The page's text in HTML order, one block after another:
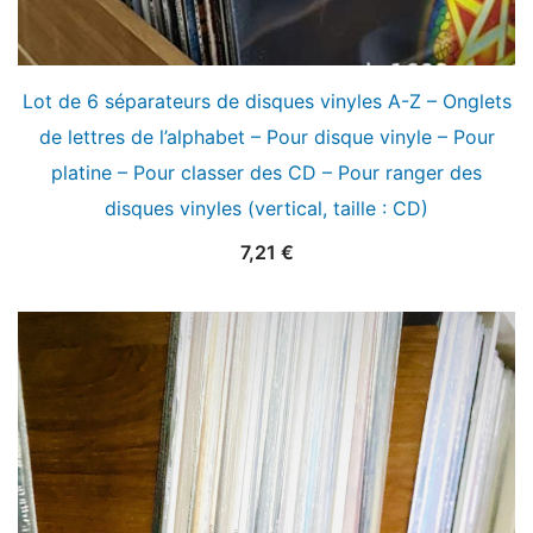
Lot de 6 séparateurs de disques vinyles A-Z – Onglets
de lettres de l’alphabet – Pour disque vinyle – Pour
platine – Pour classer des CD – Pour ranger des
disques vinyles (vertical, taille : CD)
7,21 €